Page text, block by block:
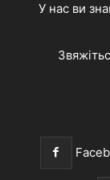
У нас ви